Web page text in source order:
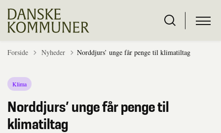
Forside Tilbage til
Nyheder Norddjurs’ unge får penge til klimatiltag
Klima
Norddjurs’ unge får penge til
klimatiltag